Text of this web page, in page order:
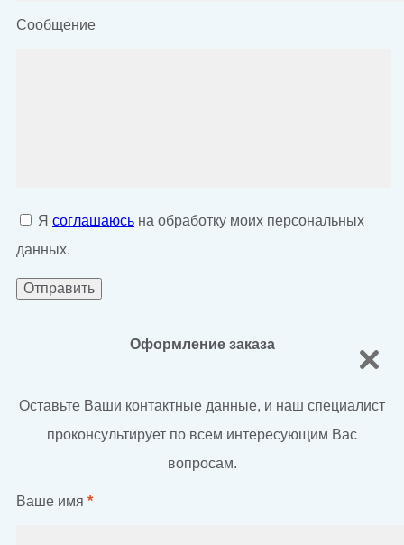
Сообщение
Я соглашаюсь на обработку моих персональных
данных.
Оформление заказа
Оставьте Ваши контактные данные, и наш специалист
проконсультирует по всем интересующим Вас
вопросам.
Ваше имя *